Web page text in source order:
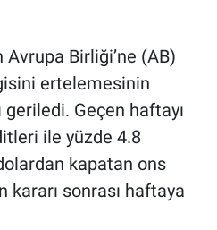
Avrupa Birliği’ne (AB)
ertelemesinin
geriledi. Geçen haftayı
ile yüzde 4.8
kapatan ons
kararı sonrası haftaya